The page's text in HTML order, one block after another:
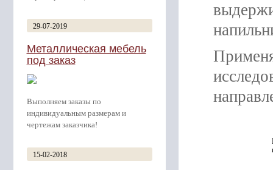
29-07-2019
Металлическая мебель
под заказ
Выполняем заказы по
индивидуальным размерам и
чертежам заказчика!
15-02-2018